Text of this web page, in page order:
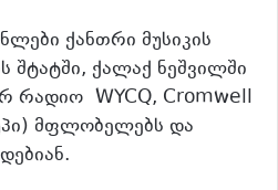
ქანთრი მუსიკის
შტატში, ქალაქ ნეშვილში
რადიო WYCQ, Cromwell
მფლობელებს და